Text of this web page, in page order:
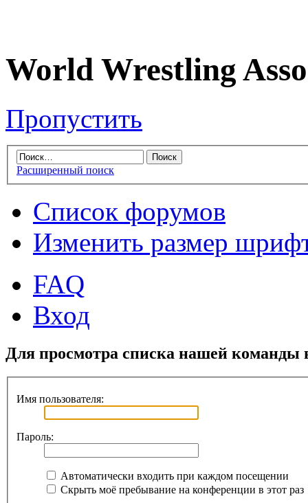
World Wrestling
Пропустить
Расширенный поиск
Список форумов
Изменить размер
FAQ
Вход
Для просмотра списка нашей
Имя пользователя:
Пароль:
Автоматически входить при каждом посещении
Скрыть моё пребывание на конференции в этот раз